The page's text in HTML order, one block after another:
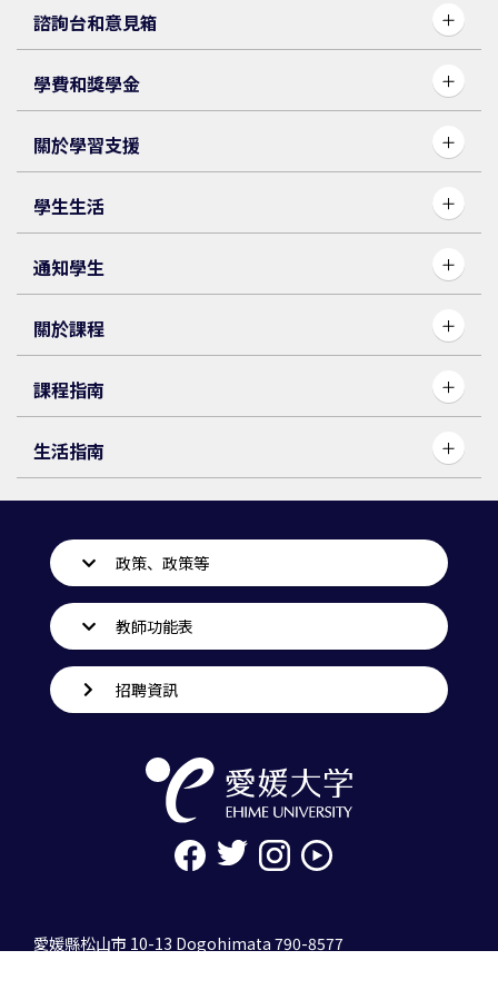
諮詢台和意見箱
學費和獎學金
關於學習支援
學生生活
通知學生
關於課程
課程指南
生活指南
政策、政策等
教師功能表
招聘資訊
愛媛縣松山市 10-13 Dogohimata 790-8577